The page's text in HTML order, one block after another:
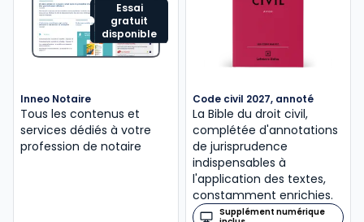
Essai
gratuit
disponible
Inneo Notaire
Tous les contenus et
services dédiés à votre
profession de notaire
Code civil 2027, annoté
La Bible du droit civil,
complétée d'annotations
de jurisprudence
indispensables à
l'application des textes,
constamment enrichies.
Supplément numérique